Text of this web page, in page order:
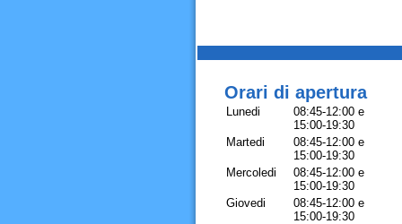
Orari di apertura
Lunedi
08:45-12:00 e
15:00-19:30
Martedi
08:45-12:00 e
15:00-19:30
Mercoledi
08:45-12:00 e
15:00-19:30
Giovedi
08:45-12:00 e
15:00-19:30